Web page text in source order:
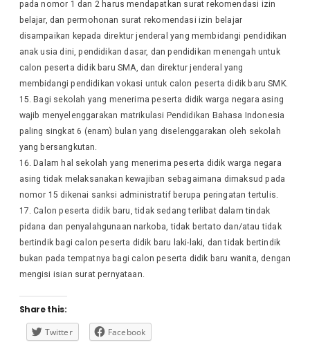
pada nomor 1 dan 2 harus mendapatkan surat rekomendasi izin
belajar, dan permohonan surat rekomendasi izin belajar
disampaikan kepada direktur jenderal yang membidangi pendidikan
anak usia dini, pendidikan dasar, dan pendidikan menengah untuk
calon peserta didik baru SMA, dan direktur jenderal yang
membidangi pendidikan vokasi untuk calon peserta didik baru SMK.
Bagi sekolah yang menerima peserta didik warga negara asing
wajib menyelenggarakan matrikulasi Pendidikan Bahasa Indonesia
paling singkat 6 (enam) bulan yang diselenggarakan oleh sekolah
yang bersangkutan.
Dalam hal sekolah yang menerima peserta didik warga negara
asing tidak melaksanakan kewajiban sebagaimana dimaksud pada
nomor 15 dikenai sanksi administratif berupa peringatan tertulis.
Calon peserta didik baru, tidak sedang terlibat dalam tindak
pidana dan penyalahgunaan narkoba, tidak bertato dan/atau tidak
bertindik bagi calon peserta didik baru laki-laki, dan tidak bertindik
bukan pada tempatnya bagi calon peserta didik baru wanita, dengan
mengisi isian surat pernyataan.
Share this:
Twitter
Facebook